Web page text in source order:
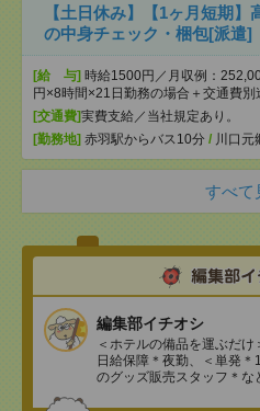
【土日休み】【1ヶ月短期
の中身チェック・梱包[派遣]
[給 与] 時給1500円／月収例：
円×8時間×21日勤務の場合＋交通費別
[交通費]実費支給／当社規定あり。
[勤務地] 赤羽駅からバス10分 / 川口元
すべて
編集部イチオシ
＜ホテルの備品を運ぶだ
日給保障＊夜勤、＜単発
のグッズ販売スタッフ＊な